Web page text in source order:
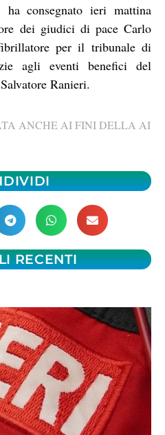
ha consegnato ieri mattina
dei giudici di pace Carlo
per il tribunale di
agli eventi benefici del
Ranieri.
ANCHE AI FINI DELLA AI
RECENTI